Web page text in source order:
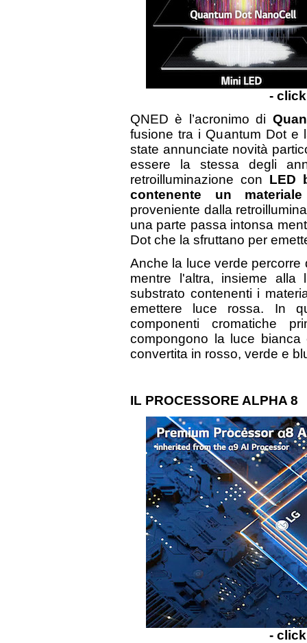
-
QNED è l’acronimo di
fusione tra i Quantum Dot e
state annunciate novità
essere la stessa degli
retroilluminazione con LED
contenente un
proveniente dalla
una parte passa intonsa
Dot che la sfruttano per
Anche la luce verde
mentre l'altra, insieme
substrato contenenti i
emettere luce rossa. In
componenti cromatiche
compongono la luce
convertita in rosso, verde e
IL PROCESSORE ALPHA 8
-